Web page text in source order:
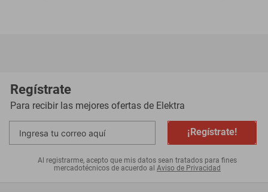
Regístrate
Para recibir las mejores ofertas de Elektra
¡Regístrate!
Al registrarme, acepto que mis datos sean tratados para fines
mercadotécnicos de acuerdo al Aviso de Privacidad